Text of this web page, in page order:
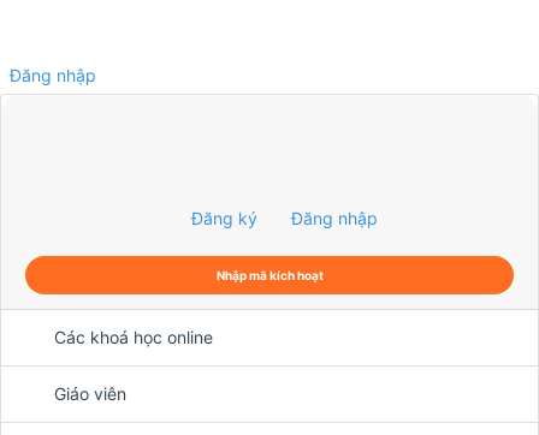
Đăng nhập
Đăng ký Đăng nhập
Nhập mã kích hoạt
Các khoá học online
Giáo viên